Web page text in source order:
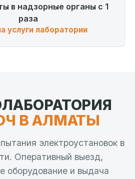
в надзорные органы с 1
раза
услуги лаборатории
В АЛМАТЫ
электроустановок в
Оперативный выезд,
оборудование и выдача